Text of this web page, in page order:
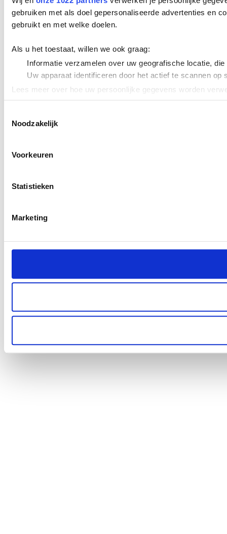
gebruiken met als doel gepersonaliseerde advertenties en
gebruikt en met welke doelen.
Als u het toestaat, willen we ook graag:
Informatie verzamelen over uw geografische locatie,
Uw apparaat identificeren door het actief te scannen op
Lees meer over hoe uw persoonlijke gegevens worden
We gebruiken cookies om content en advertenties te
verstrekt of die ze hebben verzameld op basis van uw
Noodzakelijk
Voorkeuren
Statistieken
Marketing